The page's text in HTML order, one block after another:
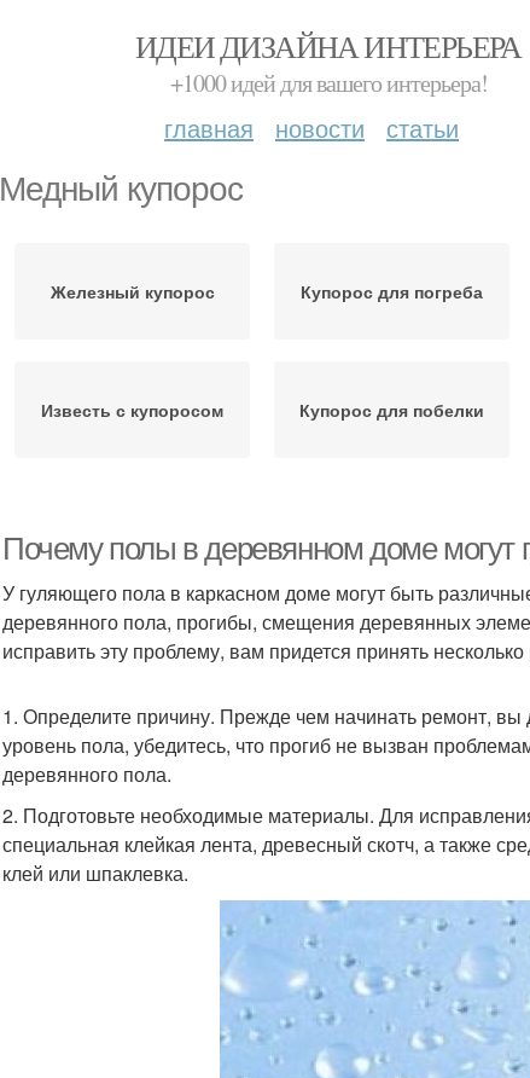
ИДЕИ ДИЗАЙНА ИНТЕРЬЕРА
+1000 идей для вашего интерьера!
главная новости статьи
Медный купорос
Железный купорос Купорос для погреба
Известь с купоросом Купорос для побелки
Почему полы в деревянном доме могут
У гуляющего пола в каркасном доме могут быть
деревянного пола, прогибы, смещения деревянных
исправить эту проблему, вам придется принять
1. Определите причину. Прежде чем начинать ремонт,
уровень пола, убедитесь, что прогиб не вызван
деревянного пола.
2. Подготовьте необходимые материалы. Для
специальная клейкая лента, древесный скотч, а также
клей или шпаклевка.